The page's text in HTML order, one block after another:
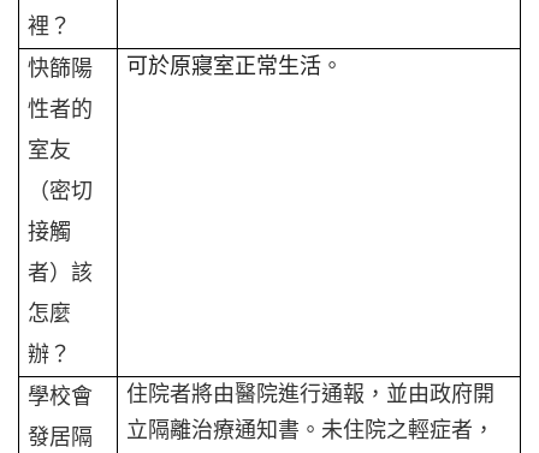
裡？
快篩陽
性者的
室友
（密切
接觸
者）該
怎麼
辦？
可於原寢室正常生活 。
學校會
發居隔
住院者將由醫院進行通報，並由政府開
立隔離治療通知書 。未住院之輕症者，